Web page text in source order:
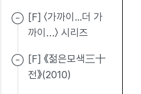
[F] 〈가까이...더 가
까이…〉 시리즈
[F] 《젊은모색三十
전》(2010)